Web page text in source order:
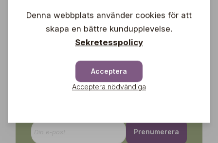
Prenumerera på vårt nyhetsbrev och få de
Prenumerera
Denna webbplats använder cookies för att
skapa en bättre kundupplevelse.
Sekretesspolicy
Acceptera
Acceptera nödvändiga